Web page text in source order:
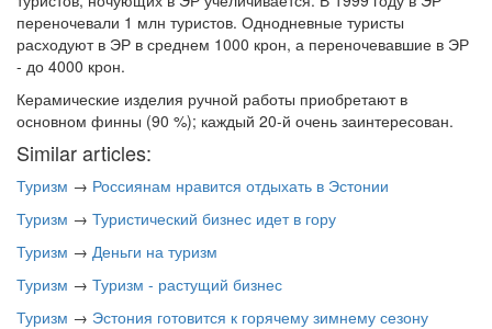
переночевали 1 млн туристов. Однодневные туристы
расходуют в ЭР в среднем 1000 крон, а переночевавшие в ЭР
- до 4000 крон.
Керамические изделия ручной работы приобретают в
основном финны (90 %); каждый 20-й очень заинтересован.
Similar articles:
Туризм → Россиянам нравится отдыхать в Эстонии
Туризм → Туристический бизнес идет в гору
Туризм → Деньги на туризм
Туризм → Туризм - растущий бизнес
Туризм → Эстония готовится к горячему зимнему сезону